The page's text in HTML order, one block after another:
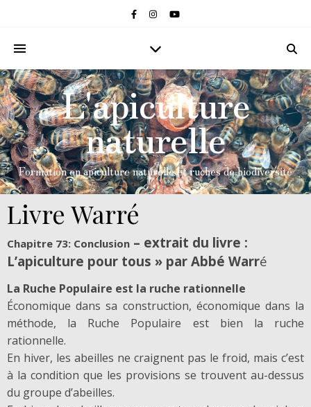
L'apiculture
naturelle
Formation en apiculture naturelle et ruches de biodiversité
Livre Warré
Chapitre 73: Conclusion – extrait du livre :
L’apiculture pour tous » par Abbé Warré
La Ruche Populaire est la ruche rationnelle
Économique dans sa construction, économique dans la
méthode, la Ruche Populaire est bien la ruche
rationnelle.
En hiver, les abeilles ne craignent pas le froid, mais c’est
à la condition que les provisions se trouvent au-dessus
du groupe d’abeilles.